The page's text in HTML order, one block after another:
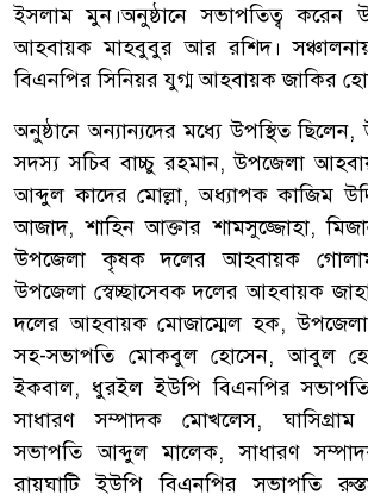
ইসলাম মুন।অনুষ্ঠানে সভাপতিত্ব করেন
আহবায়ক মাহবুবুর আর রশিদ।
বিএনপির সিনিয়র যুগ্ম আহবায়ক জাকির
অনুষ্ঠানে অন্যান্যদের মধ্যে উপস্থিত
সদস্য সচিব বাচ্চু রহমান, উপজেলা
আব্দুল কাদের মোল্লা, অধ্যাপক কাজিম
আজাদ, শাহিন আক্তার শামসুজ্জোহা,
উপজেলা কৃষক দলের আহবায়ক
উপজেলা স্বেচ্ছাসেবক দলের আহবায়ক
দলের আহবায়ক মোজাম্মেল হক,
সহ-সভাপতি মোকবুল হোসেন, আবুল
ইকবাল, ধুরইল ইউপি বিএনপির
সাধারণ সম্পাদক মোখলেস,
সভাপতি আব্দুল মালেক, সাধারণ
রায়ঘাটি ইউপি বিএনপির সভাপতি